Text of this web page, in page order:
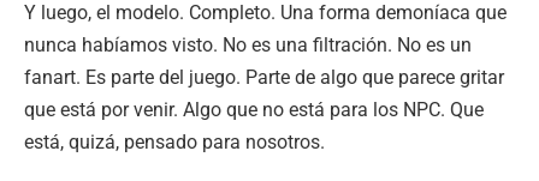
Y luego, el modelo. Completo. Una forma demoníaca que
nunca habíamos visto. No es una filtración. No es un
fanart. Es parte del juego. Parte de algo que parece gritar
que está por venir. Algo que no está para los NPC. Que
está, quizá, pensado para nosotros.